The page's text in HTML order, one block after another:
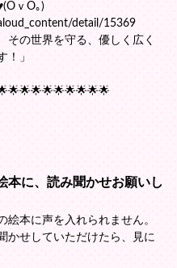
ｖӦ｡)
detail/15369
の世界を守る、優しく広く
！」
本に、読み聞かせお願いし
本に声を入れられません。
かせしていただけたら、見に